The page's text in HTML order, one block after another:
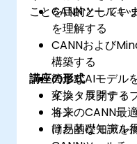
ことを目的としてい
CANNツールキ
を理解する
CANNおよび
構築する
簡単なAIモデル
変換・展開する
将来のCANN最
けた基礎知識を
講座の形式
インタラクティ
ョン
簡易的なモデル